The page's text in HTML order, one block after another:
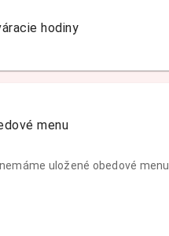
hodiny
menu
uložené obedové menu.